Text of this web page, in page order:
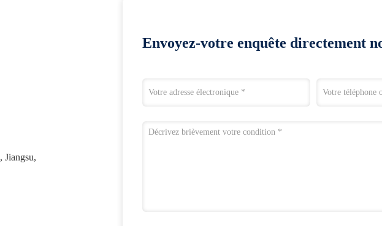
Jiangsu,
Envoyez-votre enquête directement